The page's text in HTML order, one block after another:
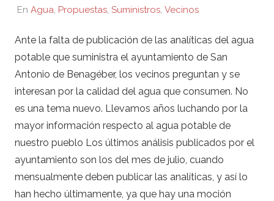
En Agua, Propuestas, Suministros, Vecinos
Ante la falta de publicación de las analíticas del agua
potable que suministra el ayuntamiento de San
Antonio de Benagéber, los vecinos preguntan y se
interesan por la calidad del agua que consumen. No
es una tema nuevo. Llevamos años luchando por la
mayor información respecto al agua potable de
nuestro pueblo Los últimos análisis publicados por el
ayuntamiento son los del mes de julio, cuando
mensualmente deben publicar las analíticas, y así lo
han hecho últimamente, ya que hay una moción